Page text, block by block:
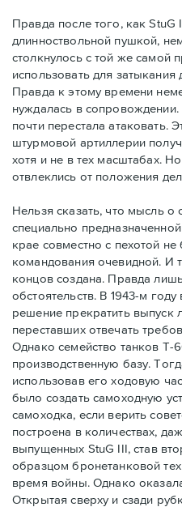
Правда после того, как
длинноствольной пушкой,
столкнулось с той же самой
использовать для
Правда к этому времени
нуждалась в
почти перестала атаковать.
штурмовой артиллерии
хотя и не в тех масштабах.
отвлеклись от положения
Нельзя сказать, что мысль
специально
крае совместно с пехотой
командования очевидной. И
концов создана. Правда
обстоятельств. В 1943-м
решение прекратить выпуск
переставших отвечать
Однако семейство танков
производственную базу.
использовав его ходовую
было создать самоходную
самоходка, если верить
построена в количествах,
выпущенных StuG III, став
образцом бронетанковой
время войны. Однако
Открытая сверху и сзади